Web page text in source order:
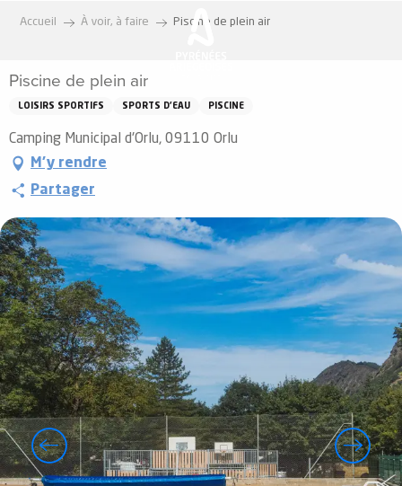
principal
Accueil À voir, à faire Piscine de plein air
Piscine de plein air
LOISIRS SPORTIFS SPORTS D'EAU PISCINE
Camping Municipal d'Orlu, 09110 Orlu
M'y rendre
Partager